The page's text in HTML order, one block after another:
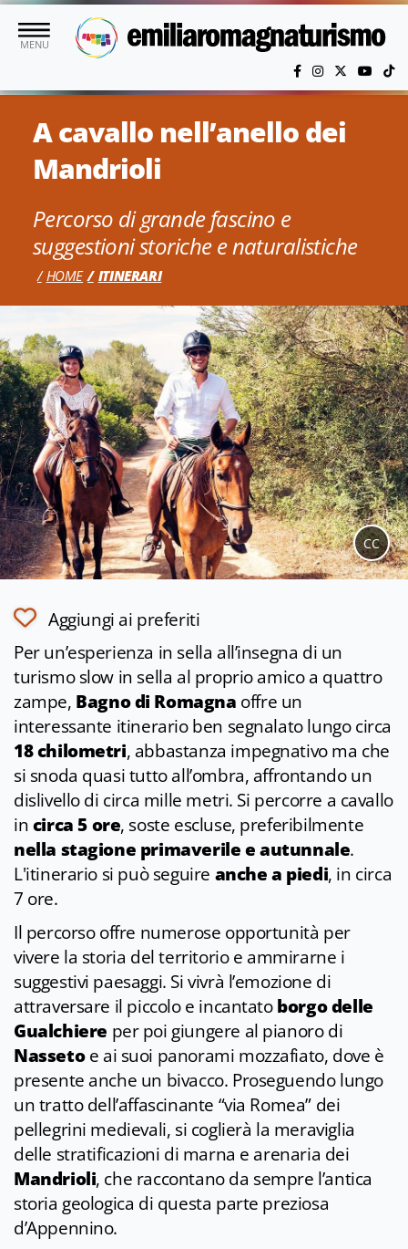
Vai al contenuto principale
MENU
A cavallo nell’anello dei
Mandrioli
Percorso di grande fascino e
suggestioni storiche e naturalistiche
HOME ITINERARI
CC
Aggiungi ai preferiti
Per un’esperienza in sella all’insegna di un
turismo slow in sella al proprio amico a quattro
zampe, Bagno di Romagna offre un
interessante itinerario ben segnalato lungo circa
18 chilometri, abbastanza impegnativo ma che
si snoda quasi tutto all’ombra, affrontando un
dislivello di circa mille metri. Si percorre a cavallo
incirca 5 ore, soste escluse, preferibilmente
nella stagione primaverile e autunnale.
L'itinerario si può seguire anche a piedi, in circa
7 ore.
Il percorsooffre numerose opportunità per
vivere la storia del territorio e ammirarne i
suggestivi paesaggi. Sivivrà l’emozione di
attraversare il piccolo e incantatoborgo delle
Gualchiere per poi giungere al pianoro di
Nasseto e ai suoi panorami mozzafiato, dove è
presente anche un bivacco. Proseguendo lungo
untratto dell’affascinante “via Romea” dei
pellegrini medievali, si coglierà la meraviglia
delle stratificazioni di marna e arenaria dei
Mandrioli, che raccontano da sempre l’antica
storia geologica di questa parte preziosa
d’Appennino.